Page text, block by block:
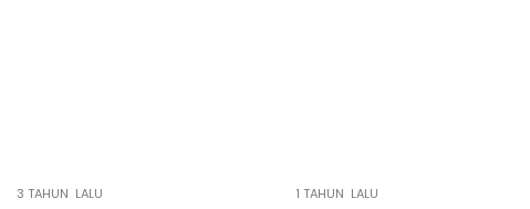
3 TAHUN LALU 1 TAHUN LALU